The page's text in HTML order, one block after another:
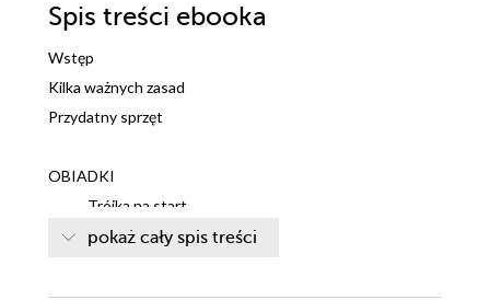
Spis treści ebooka
Wstęp
Kilka ważnych zasad
Przydatny sprzęt
OBIADKI
Trójka na start
Warzywka z ryżem na początek
Pierwsze mięsko
pokaż cały spis treści